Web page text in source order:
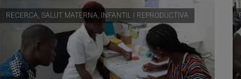
RECERCA, SALUT MATERNA, INFANTIL I REPRODUCTIVA